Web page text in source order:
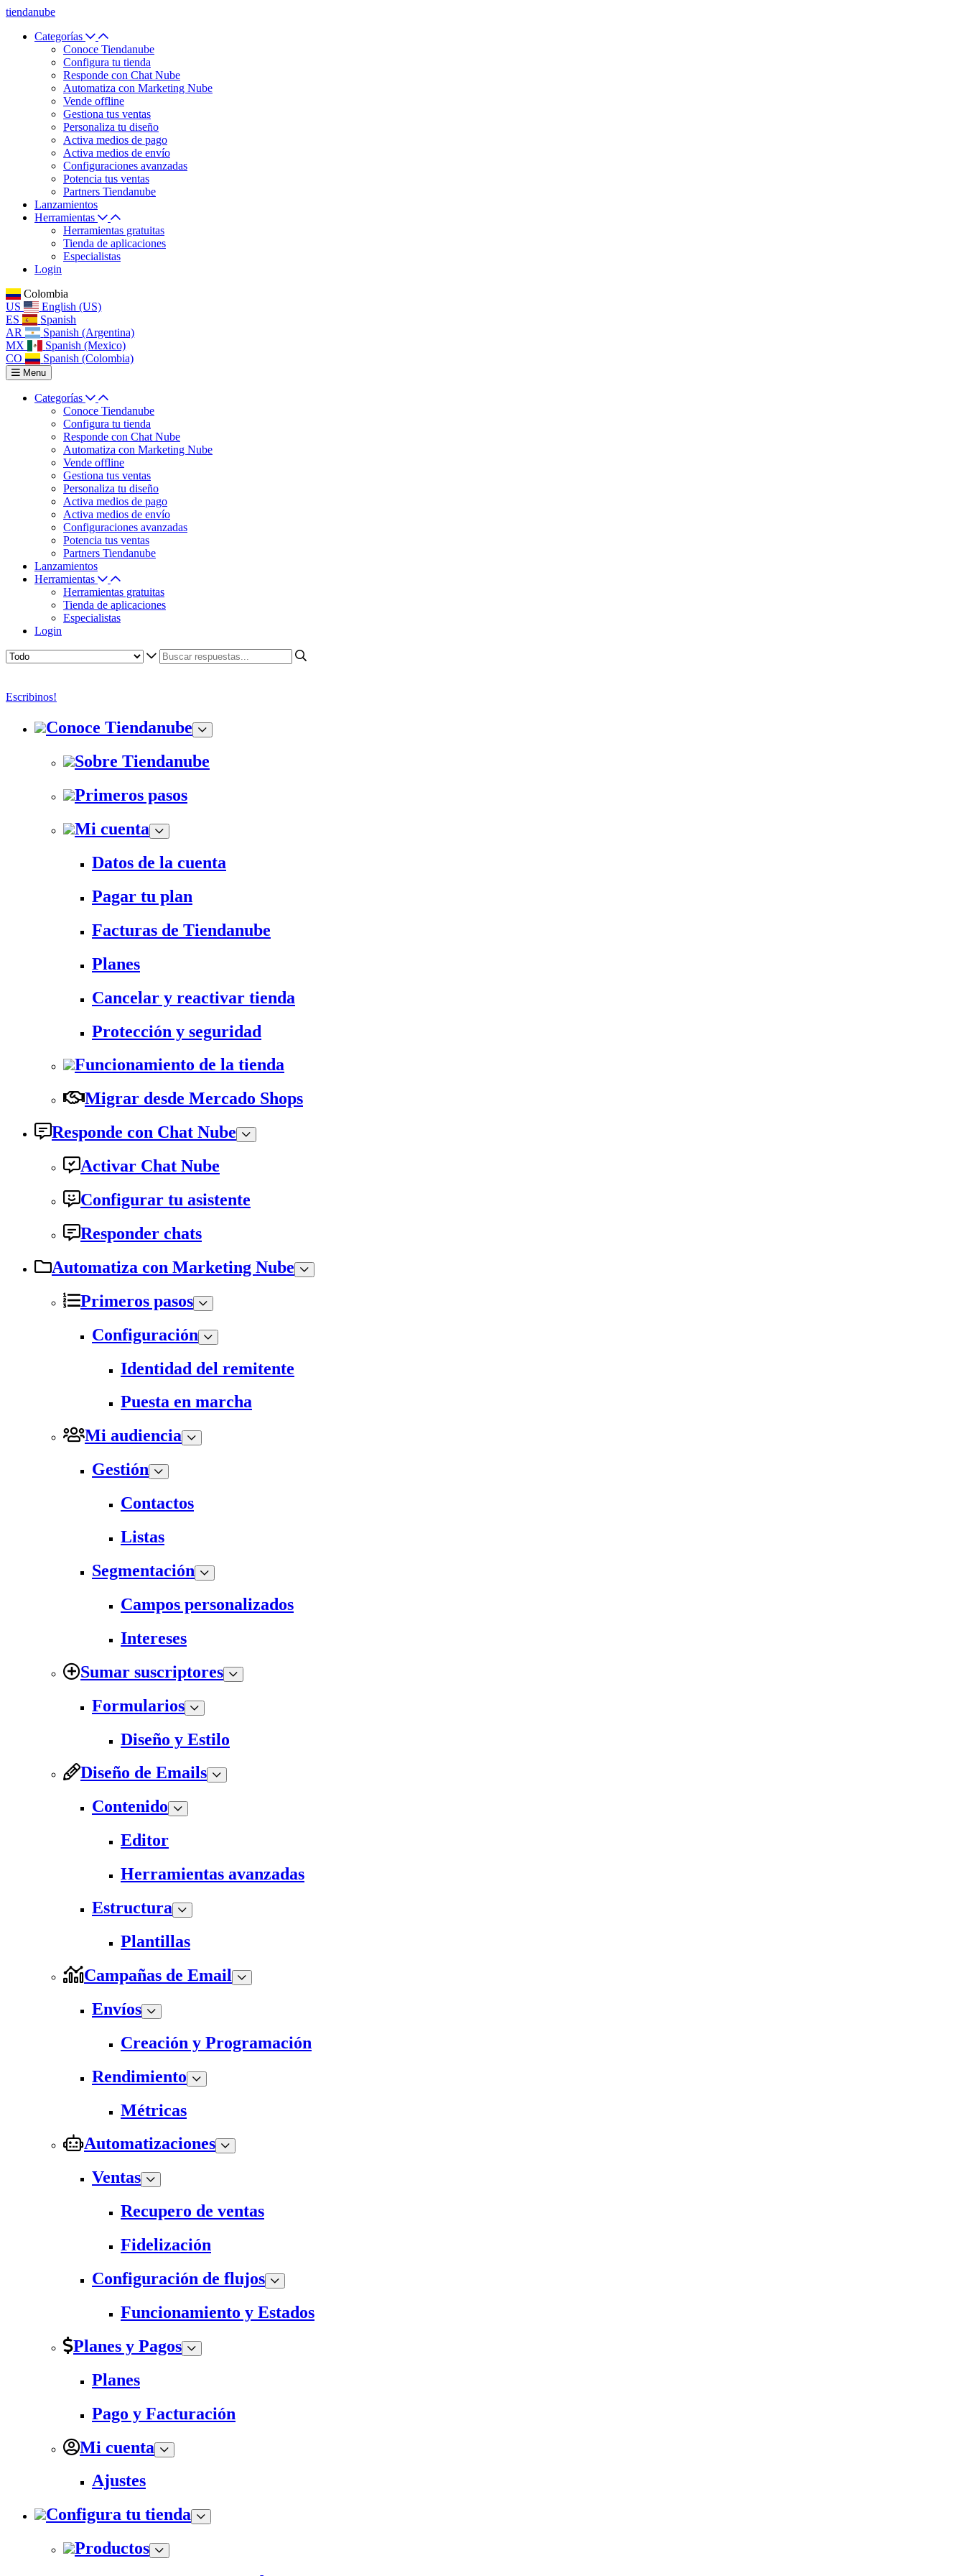
tiendanube
Categorías
Conoce Tiendanube
Configura tu tienda
Responde con Chat Nube
Automatiza con Marketing Nube
Vende offline
Gestiona tus ventas
Personaliza tu diseño
Activa medios de pago
Activa medios de envío
Configuraciones avanzadas
Potencia tus ventas
Partners Tiendanube
Lanzamientos
Herramientas
Herramientas gratuitas
Tienda de aplicaciones
Especialistas
Login
Colombia
US
English (US)
ES
Spanish
AR
Spanish (Argentina)
MX
Spanish (Mexico)
CO
Spanish (Colombia)
Menu
Categorías
Conoce Tiendanube
Configura tu tienda
Responde con Chat Nube
Automatiza con Marketing Nube
Vende offline
Gestiona tus ventas
Personaliza tu diseño
Activa medios de pago
Activa medios de envío
Configuraciones avanzadas
Potencia tus ventas
Partners Tiendanube
Lanzamientos
Herramientas
Herramientas gratuitas
Tienda de aplicaciones
Especialistas
Login
Escribinos!
Conoce Tiendanube
Sobre Tiendanube
Primeros pasos
Mi cuenta
Datos de la cuenta
Pagar tu plan
Facturas de Tiendanube
Planes
Cancelar y reactivar tienda
Protección y seguridad
Funcionamiento de la tienda
Migrar desde Mercado Shops
Responde con Chat Nube
Activar Chat Nube
Configurar tu asistente
Responder chats
Automatiza con Marketing Nube
Primeros pasos
Configuración
Identidad del remitente
Puesta en marcha
Mi audiencia
Gestión
Contactos
Listas
Segmentación
Campos personalizados
Intereses
Sumar suscriptores
Formularios
Diseño y Estilo
Diseño de Emails
Contenido
Editor
Herramientas avanzadas
Estructura
Plantillas
Campañas de Email
Envíos
Creación y Programación
Rendimiento
Métricas
Automatizaciones
Ventas
Recupero de ventas
Fidelización
Configuración de flujos
Funcionamiento y Estados
Planes y Pagos
Planes
Pago y Facturación
Mi cuenta
Ajustes
Configura tu tienda
Productos